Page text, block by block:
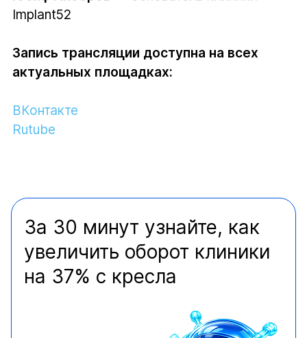
Implant52
Запись трансляции доступна на всех
актуальных площадках:
ВКонтакте
Rutube
За 30 минут узнайте, как
увеличить оборот клиники
на 37% с кресла